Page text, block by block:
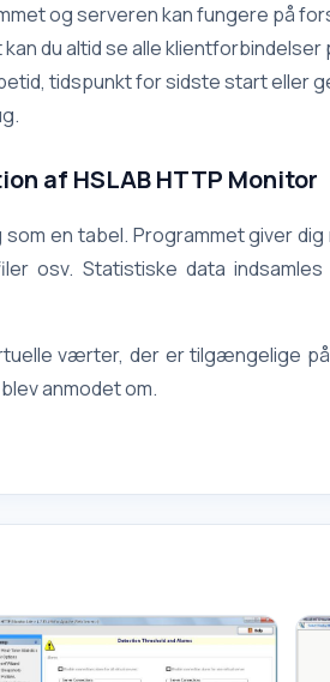
og serveren kan fungere på
du altid se alle klientforbindelser
tidspunkt for sidste start eller
af HSLAB HTTP Monitor
en tabel. Programmet giver
osv. Statistiske data
værter, der er tilgængelige
anmodet om.